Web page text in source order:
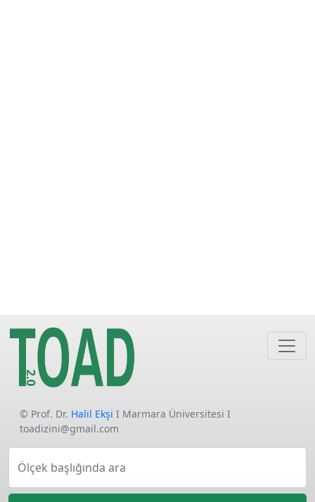
© Prof. Dr. Halil Ekşi I Marmara Üniversitesi I
toadizini@gmail.com
Ölçek başlığında ara